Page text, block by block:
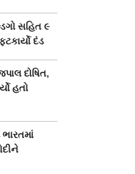
સહિત ૯
દંડ
દોષિત,
હતો